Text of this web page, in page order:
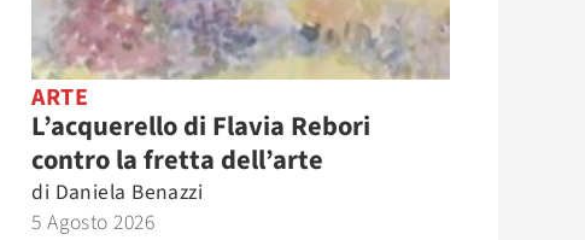
ARTE
L’acquerello di Flavia Rebori
contro la fretta dell’arte
di Daniela Benazzi
5 Agosto 2026